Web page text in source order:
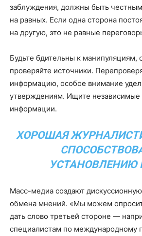
заблуждения, должны быть
на равных. Если одна сторона
на другую, это не равные
Будьте бдительны к манипуляциям,
проверяйте источники.
информацию, особое внимание
утверждениям. Ищите независимые
информации.
ХОРОШАЯ
УСТАНОВЛЕНИЮ
Масс-медиа создают
обмена мнений. «Мы можем
дать слово третьей стороне —
специалистам по международному